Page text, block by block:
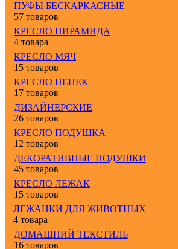
ПУФЫ БЕСКАРКАСНЫЕ
57 товаров
КРЕСЛО ПИРАМИДА
4 товара
КРЕСЛО МЯЧ
15 товаров
КРЕСЛО ПЕНЕК
17 товаров
ДИЗАЙНЕРСКИЕ
26 товаров
КРЕСЛО ПОДУШКА
12 товаров
ДЕКОРАТИВНЫЕ ПОДУШКИ
45 товаров
КРЕСЛО ЛЕЖАК
15 товаров
ЛЕЖАНКИ ДЛЯ ЖИВОТНЫХ
4 товара
ДОМАШНИЙ ТЕКСТИЛЬ
16 товаров